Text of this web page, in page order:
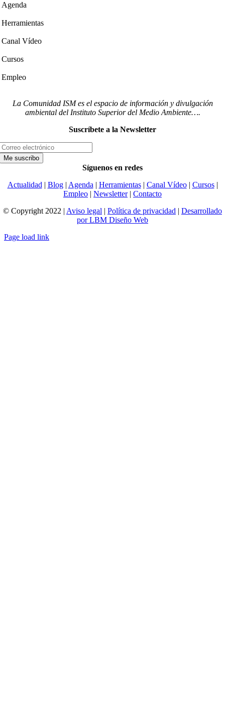
Agenda
Herramientas
Canal Vídeo
Cursos
Empleo
La Comunidad ISM es el espacio de información y divulgación
ambiental del Instituto Superior del Medio Ambiente….
Suscríbete a la Newsletter
Síguenos en redes
Actualidad | Blog| Agenda | Herramientas| Canal Vídeo| Cursos|
Empleo | Newsletter| Contacto
© Copyright 2022 | Aviso legal | Política de privacidad | Desarrollado
por LBM Diseño Web
Page load link